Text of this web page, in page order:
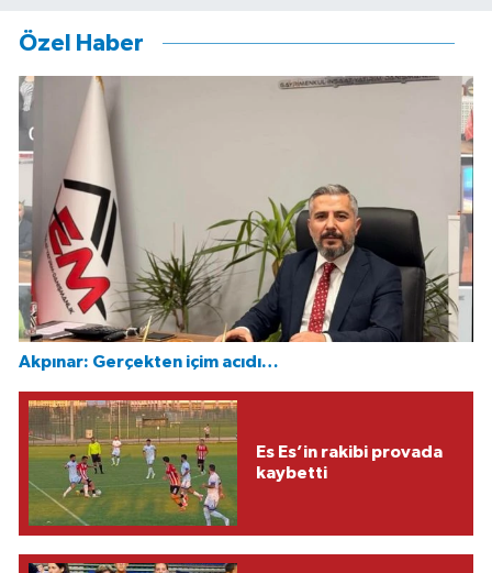
Özel Haber
Akpınar: Gerçekten içim acıdı…
Es Es’in rakibi provada
kaybetti